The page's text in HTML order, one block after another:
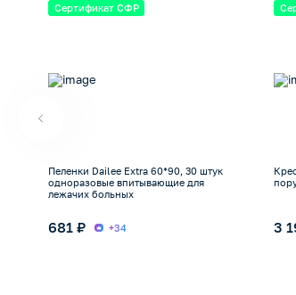
Сертификат СФР
Пеленки Dailee Extra 60*90, 30 штук
одноразовые впитывающие для
лежачих больных
681 ₽ +34 3